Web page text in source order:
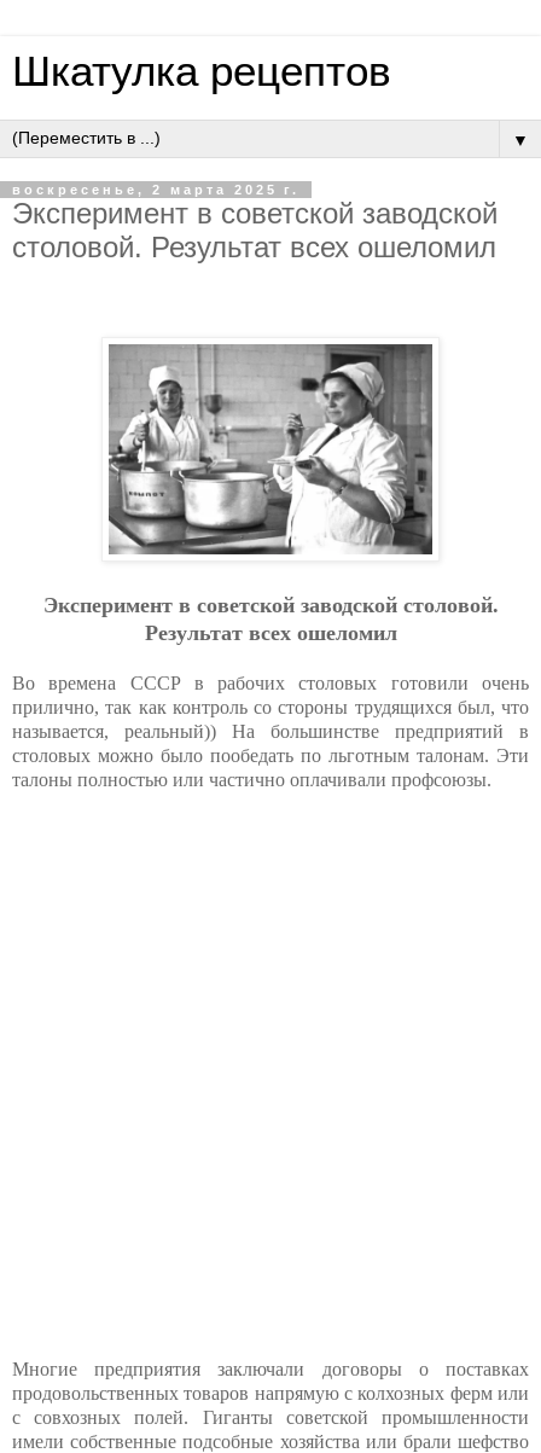
Шкатулка рецептов
▼
воскресенье, 2 марта 2025 г.
Эксперимент в советской заводской
столовой. Результат всех ошеломил
Эксперимент в советской заводской столовой.
Результат всех ошеломил
Во времена СССР в рабочих столовых готовили очень
прилично, так как контроль со стороны трудящихся был, что
называется, реальный)) На большинстве предприятий в
столовых можно было пообедать по льготным талонам. Эти
талоны полностью или частично оплачивали профсоюзы.
Многие предприятия заключали договоры о поставках
продовольственных товаров напрямую с колхозных ферм или
с совхозных полей. Гиганты советской промышленности
имели собственные подсобные хозяйства или брали шефство